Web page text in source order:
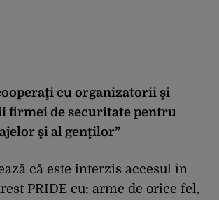
cu organizatorii şi
firmei de securitate pentru
şi al genţilor”
că este interzis accesul în
PRIDE cu: arme de orice fel,